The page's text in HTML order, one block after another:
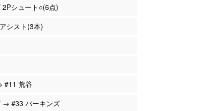
シュート○(6点)
シスト(3本)
#11 荒谷
→ #33 パーキンズ